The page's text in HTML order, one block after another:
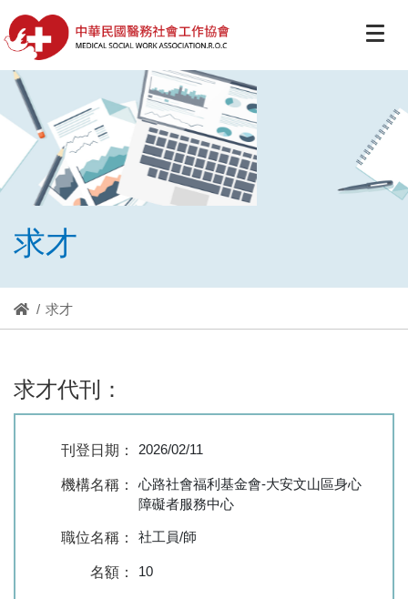
求才
求才
求才代刊：
刊登日期： 2026/02/11
機構名稱：
心路社會福利基金會-大安文山區身心
障礙者服務中心
職位名稱： 社工員/師
名額： 10